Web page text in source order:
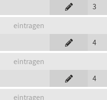
3
eintragen
4
eintragen
4
eintragen